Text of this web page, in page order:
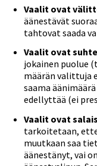
Vaalit ovat
äänestävät
tahtovat saada
Vaalit ovat
jokainen puolue
määrän valittuja
saama
edellyttää (ei
Vaalit ovat
tarkoitetaan,
muutkaan saa
äänestänyt, vai